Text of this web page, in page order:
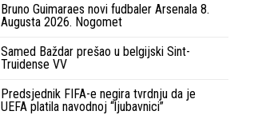
Bruno Guimaraes novi fudbaler Arsenala 8.
Augusta 2026. Nogomet
Samed Baždar prešao u belgijski Sint-
Truidense VV
Predsjednik FIFA-e negira tvrdnju da je
UEFA platila navodnoj “ljubavnici”